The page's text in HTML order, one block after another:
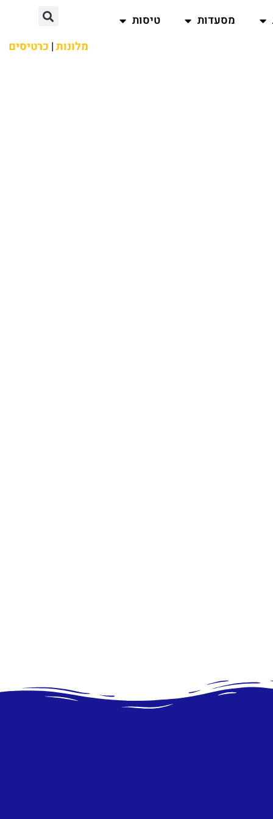
מסעדות
טיסות
מלונות| כרטיסים